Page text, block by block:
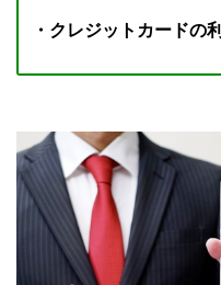
・クレジットカードの